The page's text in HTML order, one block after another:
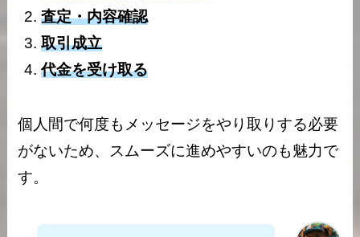
査定・内容確認
取引成立
代金を受け取る
個人間で何度もメッセージをやり取りする必要
がないため、スムーズに進めやすいのも魅力で
す。